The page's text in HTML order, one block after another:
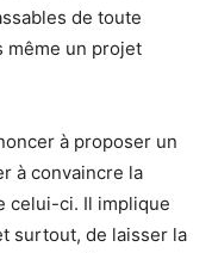
de toute
même un projet
à proposer un
à convaincre la
celui-ci. Il implique
surtout, de laisser la